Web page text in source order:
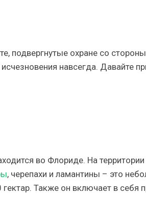
подвергнутые охране со
навсегда. Давайте
во Флориде. На
, черепахи и ламантины – это
Также он включает в себя